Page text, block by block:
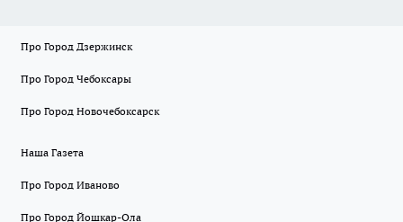
Про Город Дзержинск
Про Город Чебоксары
Про Город Новочебоксарск
Наша Газета
Про Город Иваново
Про Город Йошкар-Ола